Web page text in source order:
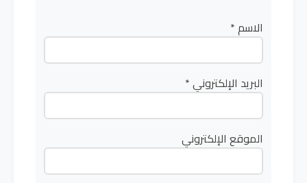
الاسم*
البريد الإلكتروني*
الموقع الإلكتروني